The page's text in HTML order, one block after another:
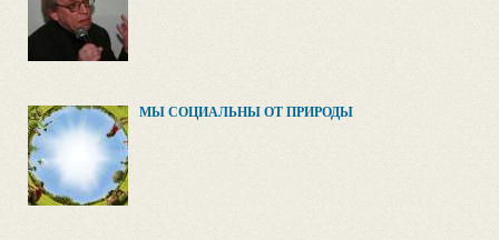
МЫ СОЦИАЛЬНЫ ОТ ПРИРОДЫ